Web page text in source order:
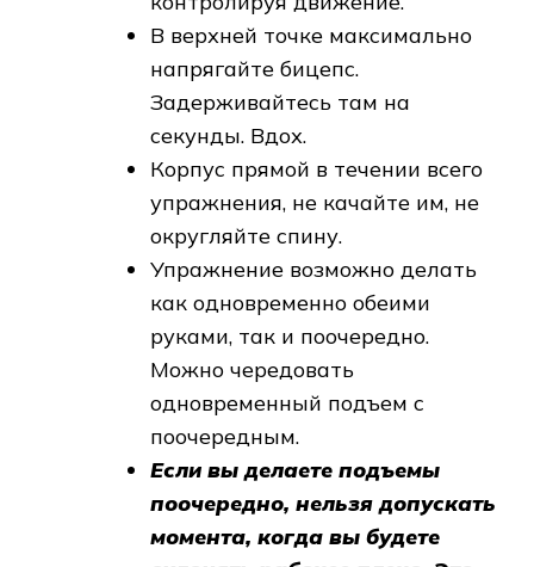
В верхней точке максимально
напрягайте бицепс.
Задерживайтесь там на
секунды. Вдох.
Корпус прямой в течении всего
упражнения, не качайте им, не
округляйте спину.
Упражнение возможно делать
как одновременно обеими
руками, так и поочередно.
Можно чередовать
одновременный подъем с
поочередным.
Если вы делаете подъемы
поочередно, нельзя допускать
момента, когда вы будете